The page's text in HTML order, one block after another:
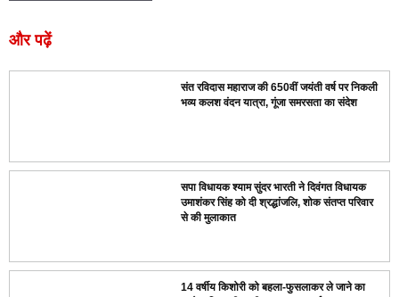
और पढ़ें
संत रविदास महाराज की 650वीं जयंती वर्ष पर निकली
भव्य कलश वंदन यात्रा, गूंजा समरसता का संदेश
सपा विधायक श्याम सुंदर भारती ने दिवंगत विधायक
उमाशंकर सिंह को दी श्रद्धांजलि, शोक संतप्त परिवार
से की मुलाकात
14 वर्षीय किशोरी को बहला-फुसलाकर ले जाने का